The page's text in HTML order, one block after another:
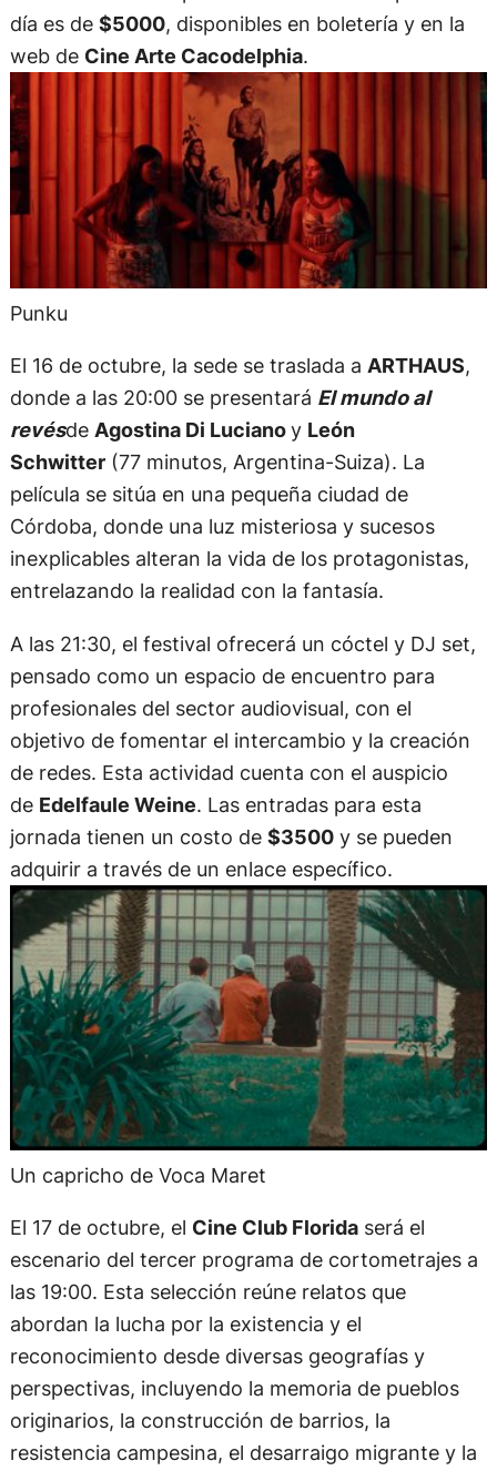
día es de $5000, disponibles en boletería y en la
web de Cine Arte Cacodelphia.
Punku
El 16 de octubre, la sede se traslada a ARTHAUS,
donde a las 20:00 se presentará El mundo al
revésde Agostina Di Lucianoy León
Schwitter(77 minutos, Argentina-Suiza). La
película se sitúa en una pequeña ciudad de
Córdoba, donde una luz misteriosa y sucesos
inexplicables alteran la vida de los protagonistas,
entrelazando la realidad con la fantasía.
A las 21:30, el festival ofrecerá un cóctel y DJ set,
pensado como un espacio de encuentro para
profesionales del sector audiovisual, con el
objetivo de fomentar el intercambio y la creación
de redes. Esta actividad cuenta con el auspicio
de Edelfaule Weine. Las entradas para esta
jornada tienen un costo de $3500y se pueden
adquirir a través de un enlace específico.
Un capricho de Voca Maret
El 17 de octubre, el Cine Club Floridaserá el
escenario del tercer programa de cortometrajes a
las 19:00. Esta selección reúne relatos que
abordan la lucha por la existencia y el
reconocimiento desde diversas geografías y
perspectivas, incluyendo la memoria de pueblos
originarios, la construcción de barrios, la
resistencia campesina, el desarraigo migrante y la